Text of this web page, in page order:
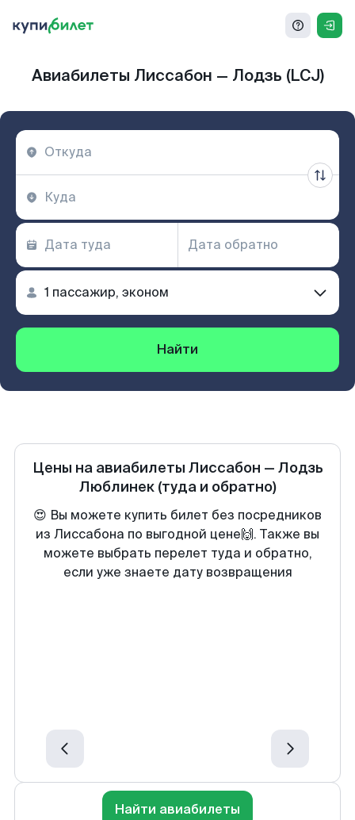
Авиабилеты Лиссабон — Лодзь (LCJ)
Найти
Цены на авиабилеты Лиссабон — Лодзь
Люблинек (туда и обратно)
😍 Вы можете купить билет без посредников
из Лиссабона по выгодной цене🙌. Также вы
можете выбрать перелет туда и обратно,
если уже знаете дату возвращения
Найти авиабилеты